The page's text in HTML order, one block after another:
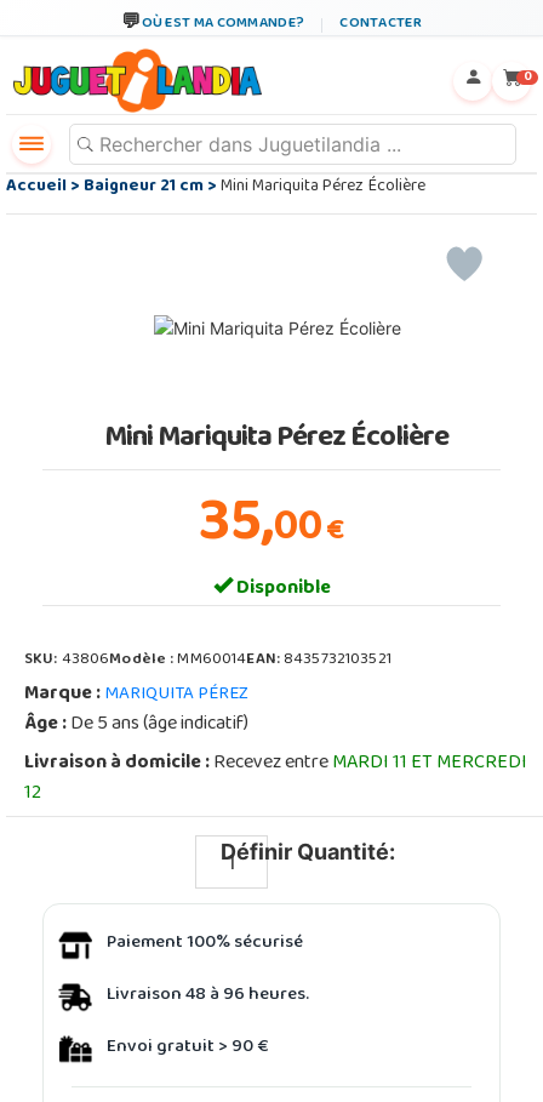
OÙ EST MA COMMANDE? CONTACTER
0
Accueil>Baigneur 21 cm>Mini Mariquita Pérez Écolière
Mini Mariquita Pérez Écolière
35,00€
Disponible
SKU:43806Modèle :MM60014EAN:8435732103521
Marque :MARIQUITA PÉREZ
Âge :De 5 ans (âge indicatif)
Livraison à domicile :Recevez entreMARDI 11 ET MERCREDI
12
Définir Quantité:
Paiement 100% sécurisé
Livraison 48 à 96 heures.
Envoi gratuit > 90 €